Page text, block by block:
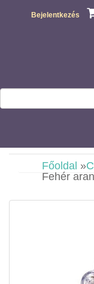
Bejelentkezés
Főoldal »
Fehér